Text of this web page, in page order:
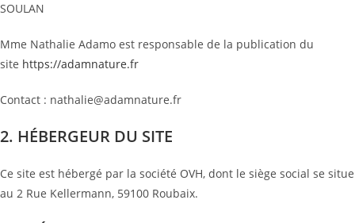
SOULAN
Mme Nathalie Adamo est responsable de la publication du
site https://adamnature.fr
Contact : nathalie@adamnature.fr
2. HÉBERGEUR DU SITE
Ce site est hébergé par la société OVH, dont le siège social se situe
au 2 Rue Kellermann, 59100 Roubaix.